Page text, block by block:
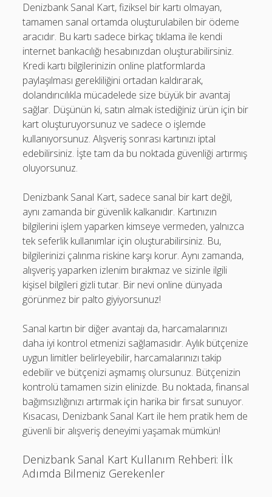
Denizbank Sanal Kart, fiziksel bir kartı olmayan,
tamamen sanal ortamda oluşturulabilen bir ödeme
aracıdır. Bu kartı sadece birkaç tıklama ile kendi
internet bankacılığı hesabınızdan oluşturabilirsiniz.
Kredi kartı bilgilerinizin online platformlarda
paylaşılması gerekliliğini ortadan kaldırarak,
dolandırıcılıkla mücadelede size büyük bir avantaj
sağlar. Düşünün ki, satın almak istediğiniz ürün için bir
kart oluşturuyorsunuz ve sadece o işlemde
kullanıyorsunuz. Alışveriş sonrası kartınızı iptal
edebilirsiniz. İşte tam da bu noktada güvenliği artırmış
oluyorsunuz.
Denizbank Sanal Kart, sadece sanal bir kart değil,
aynı zamanda bir güvenlik kalkanıdır. Kartınızın
bilgilerini işlem yaparken kimseye vermeden, yalnızca
tek seferlik kullanımlar için oluşturabilirsiniz. Bu,
bilgilerinizi çalınma riskine karşı korur. Aynı zamanda,
alışveriş yaparken izlenim bırakmaz ve sizinle ilgili
kişisel bilgileri gizli tutar. Bir nevi online dünyada
görünmez bir palto giyiyorsunuz!
Sanal kartın bir diğer avantajı da, harcamalarınızı
daha iyi kontrol etmenizi sağlamasıdır. Aylık bütçenize
uygun limitler belirleyebilir, harcamalarınızı takip
edebilir ve bütçenizi aşmamış olursunuz. Bütçenizin
kontrolü tamamen sizin elinizde. Bu noktada, finansal
bağımsızlığınızı artırmak için harika bir fırsat sunuyor.
Kısacası, Denizbank Sanal Kart ile hem pratik hem de
güvenli bir alışveriş deneyimi yaşamak mümkün!
Denizbank Sanal Kart Kullanım Rehberi: İlk
Adımda Bilmeniz Gerekenler